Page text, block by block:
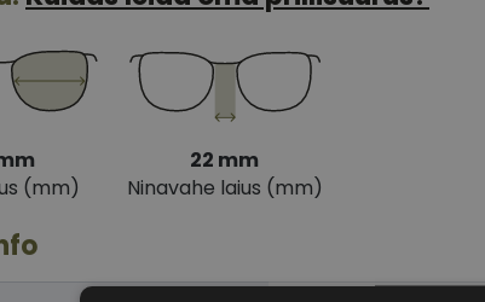
(mm)
22 mm
Ninavahe laius (mm)